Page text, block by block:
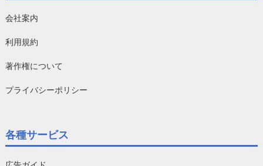
会社案内
利用規約
著作権について
プライバシーポリシー
各種サービス